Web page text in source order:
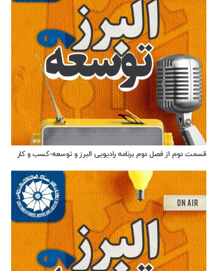
قسمت دوم از فصل دوم برنامه رادیویی البرز و توسعه-کسب و کار